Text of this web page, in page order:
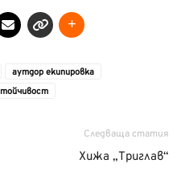
аутдор екипировка
Следваща статия
Хижа „Триглав“